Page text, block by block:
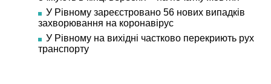
У Рівному зареєстровано 56 нових випадків
захворювання на коронавірус
У Рівному на вихідні частково перекриють рух
транспорту